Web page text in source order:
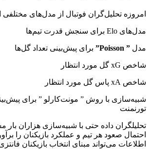
امروزه تحلیل‌گران فوتبال از مدل‌های مختلفی
مدل‌های Elo برای سنجش قدرت تیم‌ها
مدل ” Poisson” برای پیش‌بینی تعداد گل‌ها
شاخص xG گل مورد انتظار
شاخص xA پاس گل مورد انتظار
شبیه‌سازی با روش ” مونت‌کارلو ” برای
تورنمنت
تحلیلگران داده حتی با شبیه‌سازی هزاران بار
احتمال صعود هر تیم و عملکرد بازیکنان را
اطلاعات می‌تواند مبنای انتخاب بازیکنان